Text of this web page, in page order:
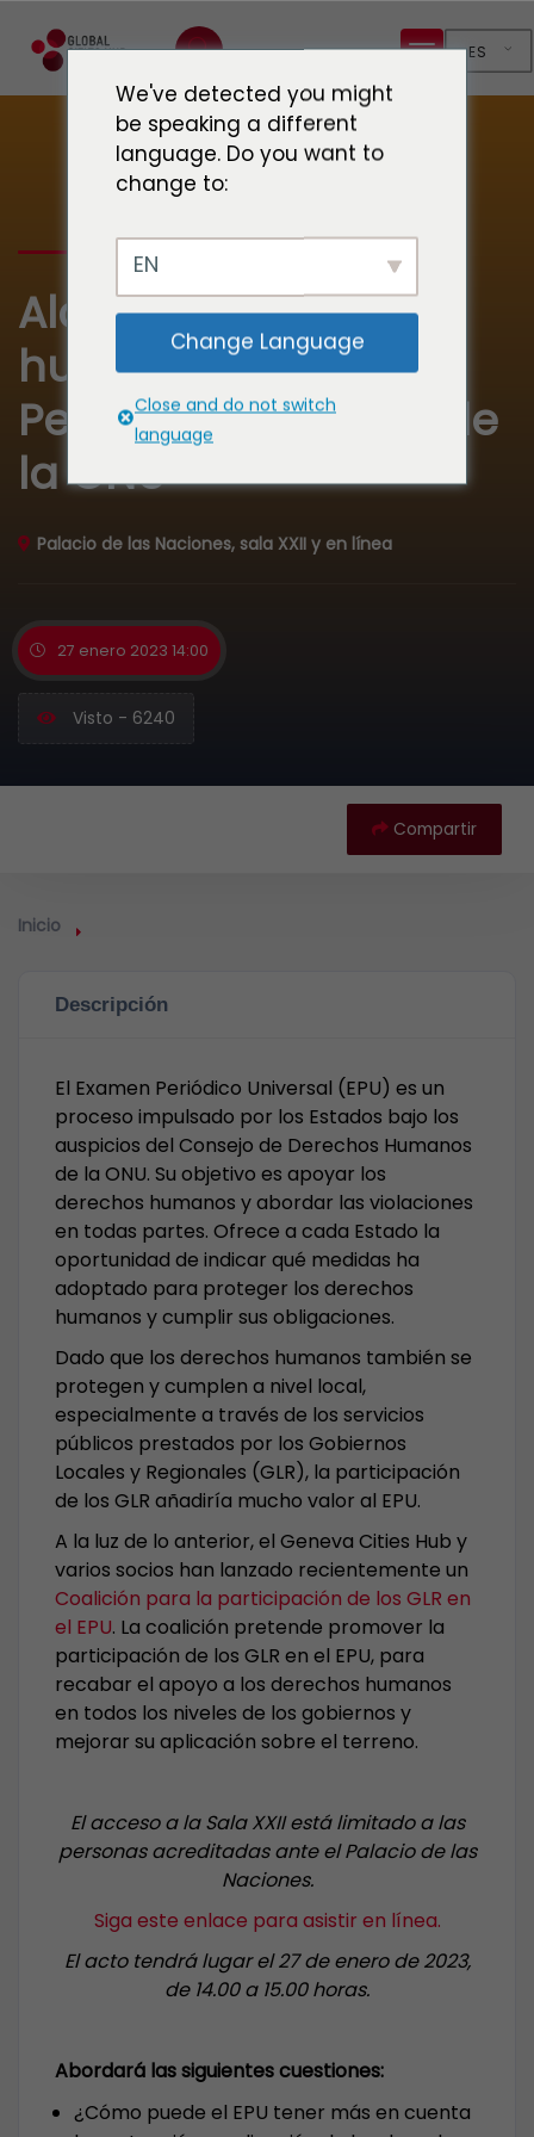
ES
Alcaldes, derechos
humanos y Examen
Periódico Universal de
la ONU
Palacio de las Naciones, sala XXII y en línea
27 enero 2023 14:00
Visto - 6240
Compartir
Inicio
Descripción
El Examen Periódico Universal (EPU) es un
proceso impulsado por los Estados bajo los
auspicios del Consejo de Derechos Humanos
de la ONU. Su objetivo es apoyar los
derechos humanos y abordar las violaciones
en todas partes. Ofrece a cada Estado la
oportunidad de indicar qué medidas ha
adoptado para proteger los derechos
humanos y cumplir sus obligaciones.
Dado que los derechos humanos también se
protegen y cumplen a nivel local,
especialmente a través de los servicios
públicos prestados por los Gobiernos
Locales y Regionales (GLR), la participación
de los GLR añadiría mucho valor al EPU.
A la luz de lo anterior, el Geneva Cities Hub y
varios socios han lanzado recientemente un
Coalición para la participación de los GLR en
el EPU. La coalición pretende promover la
participación de los GLR en el EPU, para
recabar el apoyo a los derechos humanos
en todos los niveles de los gobiernos y
mejorar su aplicación sobre el terreno.
El acceso a la Sala XXII está limitado a las
personas acreditadas ante el Palacio de las
Naciones.
Siga este enlace para asistir en línea.
El acto tendrá lugar el 27 de enero de 2023,
de 14.00 a 15.00 horas.
Abordará las siguientes cuestiones:
¿Cómo puede el EPU tener más en cuenta
We've detected you might
be speaking a different
language. Do you want to
change to:
EN
Change Language
Close and do not switch
language